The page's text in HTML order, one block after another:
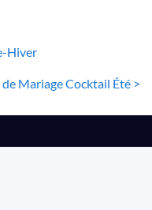
Hiver
de Mariage Cocktail Été >